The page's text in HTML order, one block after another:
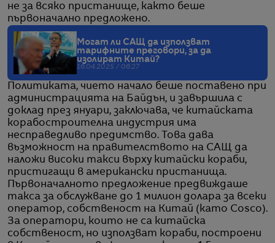
не за всяко пристанище, както беше
първоначално предложено.
Могат ли САЩ да използват
тарифните преговори, за да
изолират Китай?
16.04.2025 / 06:27
Политиката, чието начало беше поставено при
администрацията на Байдън, и завършила с
доклад през януари, заключава, че китайската
корабостроителна индустрия има
несправедливо предимство. Това дава
възможност на правителството на САЩ да
наложи високи такси върху китайски кораби,
пристигащи в американски пристанища.
Първоначалното предложение предвиждаше
такса за обслужване до 1 милион долара за всеки
оператор, собственост на Китай (като Cosco).
За оператори, които не са китайска
собственост, но използват кораби, построени